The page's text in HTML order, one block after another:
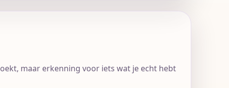
maar erkenning voor iets wat je echt hebt